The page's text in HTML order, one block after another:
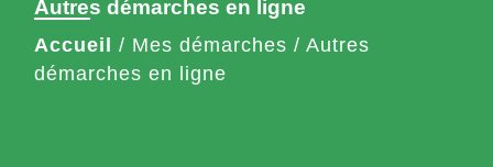
Autres démarches en ligne
Accueil / Mes démarches / Autres
démarches en ligne